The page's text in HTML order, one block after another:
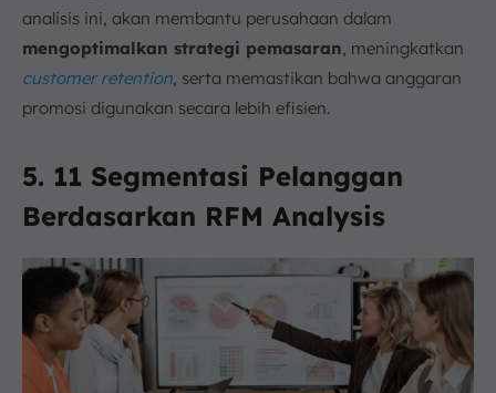
analisis ini, akan membantu perusahaan dalam
mengoptimalkan strategi pemasaran , meningkatkan
customer retention , serta memastikan bahwa anggaran
promosi digunakan secara lebih efisien.
5. 11 Segmentasi Pelanggan
Berdasarkan RFM Analysis